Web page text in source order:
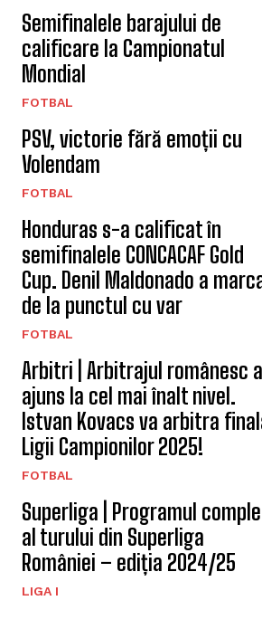
Semifinalele barajului de
calificare la Campionatul
Mondial
FOTBAL
PSV, victorie fără emoții cu
Volendam
FOTBAL
Honduras s-a calificat în
semifinalele CONCACAF Gold
Cup. Denil Maldonado a
de la punctul cu var
FOTBAL
Arbitri | Arbitrajul românesc a
ajuns la cel mai înalt nivel.
Istvan Kovacs va arbitra
Ligii Campionilor 2025!
FOTBAL
Superliga | Programul
al turului din Superliga
României – ediția 2024/25
LIGA I